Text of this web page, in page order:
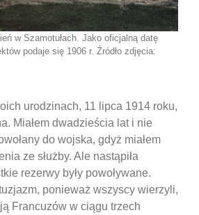
w Szamotułach. Jako oficjalną datę
podaje się 1906 r. Źródło zdjęcia:
urodzinach, 11 lipca 1914 roku,
Miałem dwadzieścia lat i nie
do wojska, gdyż miałem
ze służby. Ale nastąpiła
rezerwy były powoływane.
ponieważ wszyscy wierzyli,
Francuzów w ciągu trzech